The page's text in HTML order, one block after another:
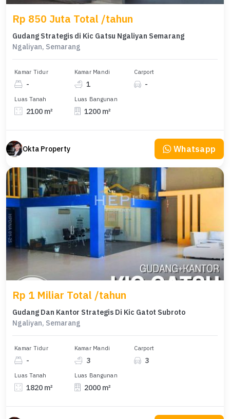
Rp 850 Juta Total /tahun
Gudang Strategis di Kic Gatsu Ngaliyan Semarang
Ngaliyan, Semarang
Kamar Tidur
-
Kamar Mandi
1
Carport
-
Luas Tanah
2100 m²
Luas Bangunan
1200 m²
Okta Property Whatsapp
Rp 1 Miliar Total /tahun
Gudang Dan Kantor Strategis Di Kic Gatot Subroto
Ngaliyan, Semarang
Kamar Tidur
-
Kamar Mandi
3
Carport
3
Luas Tanah
1820 m²
Luas Bangunan
2000 m²